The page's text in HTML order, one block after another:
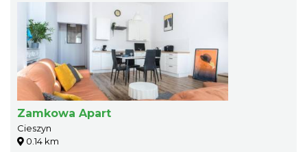
Zamkowa Apart
Cieszyn
0.14 km